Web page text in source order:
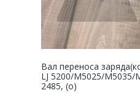
Вал переноса
LJ 5200/M5025/M5035/
2485, (о)